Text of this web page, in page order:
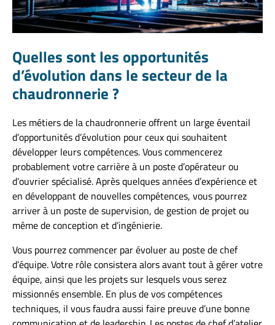
Quelles sont les opportunités
d’évolution dans le secteur de la
chaudronnerie ?
Les métiers de la chaudronnerie offrent un large éventail
d’opportunités d’évolution pour ceux qui souhaitent
développer leurs compétences. Vous commencerez
probablement votre carrière à un poste d’opérateur ou
d’ouvrier spécialisé. Après quelques années d’expérience et
en développant de nouvelles compétences, vous pourrez
arriver à un poste de supervision, de gestion de projet ou
même de conception et d’ingénierie.
Vous pourrez commencer par évoluer au poste de chef
d’équipe. Votre rôle consistera alors avant tout à gérer votre
équipe, ainsi que les projets sur lesquels vous serez
missionnés ensemble. En plus de vos compétences
techniques, il vous faudra aussi faire preuve d’une bonne